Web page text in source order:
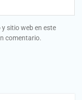
sitio web en este
comentario.